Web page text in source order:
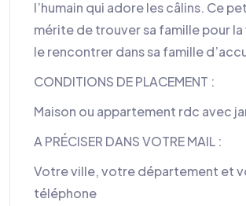
l’humain qui adore les câlins. Ce
mérite de trouver sa famille pour la
le rencontrer dans sa famille
CONDITIONS DE PLACEMENT :
Maison ou appartement rdc avec
A PRÉCISER DANS VOTRE MAIL :
Votre ville, votre département et
téléphone